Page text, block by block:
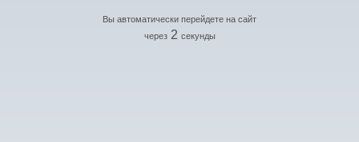
Вы автоматически перейдете на сайт
через 2 секунды